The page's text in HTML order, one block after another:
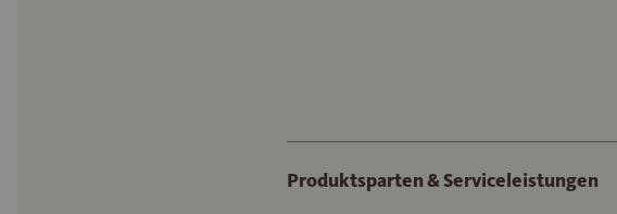
Produktsparten & Serviceleistungen